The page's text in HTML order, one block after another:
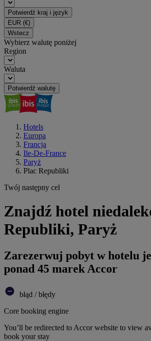
Potwierdź kraj i język
EUR (€)
Wstecz
Wybierz walutę poniżej
Region
Waluta
Potwierdź walutę
Hotels
Europa
Francja
Ile-De-France
Paryż
Plac Republiki
Twój następny cel
Znajdź hotel
Republiki, Paryż
Zarezerwuj pobyt w hotelu
ponad 45 marek Accor
błąd / błędy
Core booking engine
You’ll be redirected to Accor website to view
book your stay